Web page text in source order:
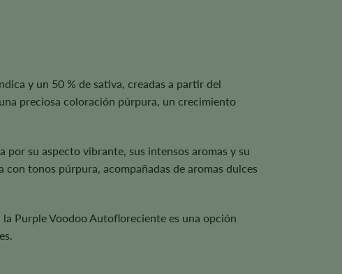
y un 50 % de sativa, creadas a partir del
preciosa coloración púrpura, un crecimiento
por su aspecto vibrante, sus intensos aromas y su
tonos púrpura, acompañadas de aromas dulces
Purple Voodoo Autofloreciente es una opción